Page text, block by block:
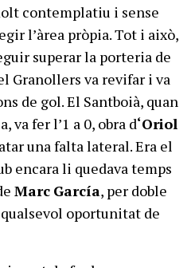
contemplatiu i sense
l’àrea pròpia. Tot i això,
superar la porteria de
Granollers va revifar i va
de gol. El Santboià, quan
va fer l’1 a 0, obra d‘Oriol
una falta lateral. Era el
encara li quedava temps
Marc García, per doble
oportunitat de